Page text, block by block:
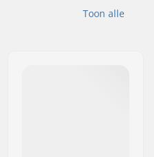
Toon alle